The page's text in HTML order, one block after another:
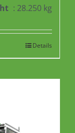
: 28.250 kg
Details